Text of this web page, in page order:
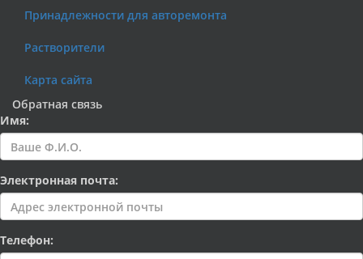
Принадлежности для авторемонта
Растворители
Карта сайта
Обратная связь
Имя:
Электронная почта:
Телефон: